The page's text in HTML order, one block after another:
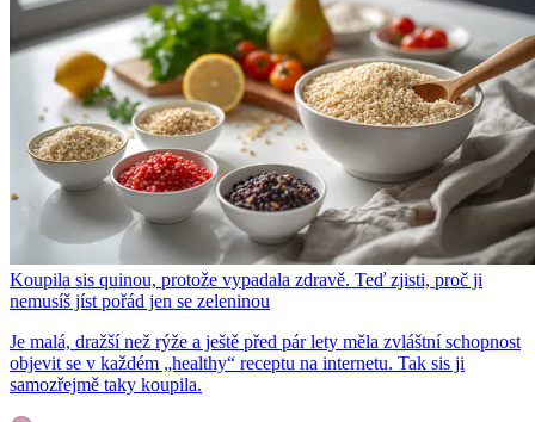
Koupila sis quinou, protože vypadala zdravě. Teď zjisti, proč ji
nemusíš jíst pořád jen se zeleninou
Je malá, dražší než rýže a ještě před pár lety měla zvláštní schopnost
objevit se v každém „healthy“ receptu na internetu. Tak sis ji
samozřejmě taky koupila.